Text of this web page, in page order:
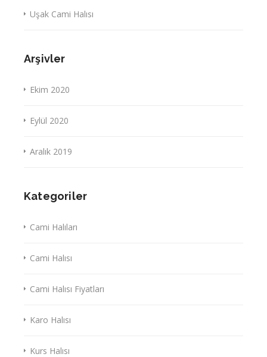
Uşak Cami Halısı
Arşivler
Ekim 2020
Eylül 2020
Aralık 2019
Kategoriler
Cami Halıları
Cami Halısı
Cami Halısı Fiyatları
Karo Halısı
Kurs Halısı